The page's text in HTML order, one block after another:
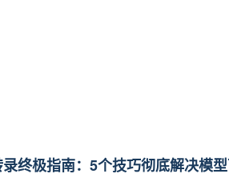
终极指南：5个技巧彻底解决模